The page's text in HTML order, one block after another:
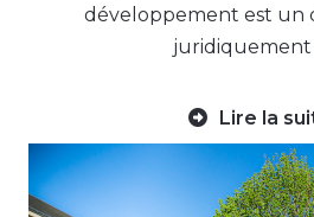
développement est un
juridiquement
Lire la